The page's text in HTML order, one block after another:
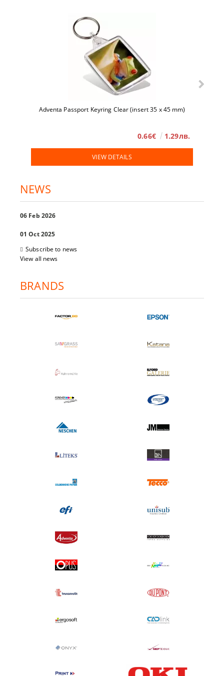
Adventa Passport Keyring Clear (insert 35 x 45 mm)
0.66€ 1.29лв.
VIEW DETAILS
NEWS
06 Feb 2026
01 Oct 2025
Subscribe to news
View all news
BRANDS